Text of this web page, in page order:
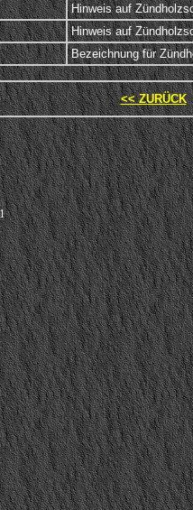
Hinweis auf
Hinweis auf
Bezeichnung für
<< ZURÜCK